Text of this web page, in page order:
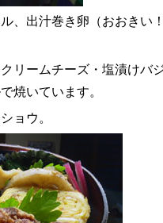
、出汁巻き卵（おおきい
リームチーズ・塩漬けバ
焼いています。
ョウ。